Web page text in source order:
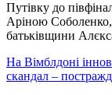
Путівку до
Аріною Соболенко,
батьківщини
На Вімблдоні
скандал –